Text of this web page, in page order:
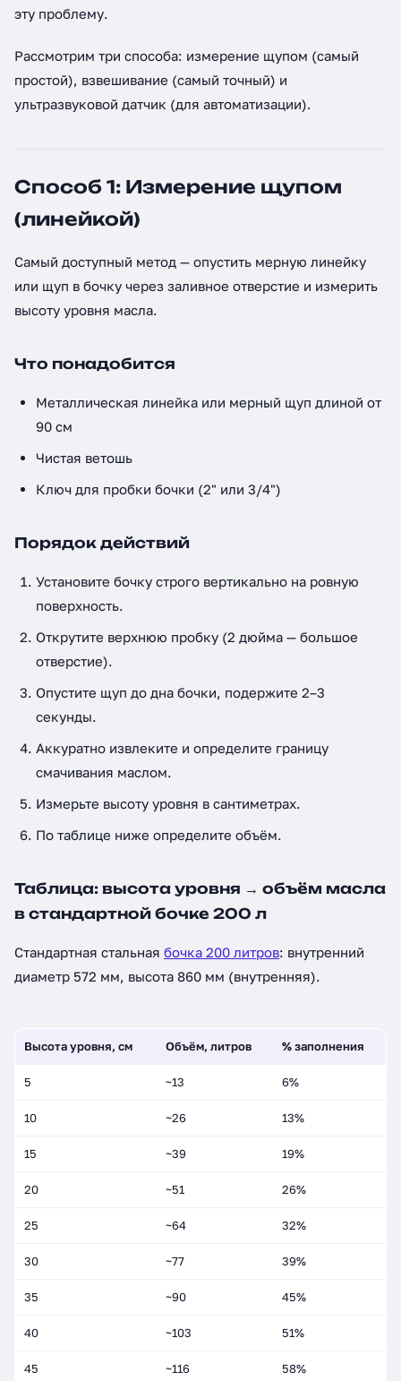
эту проблему.
Рассмотрим три способа: измерение щупом (самый
простой), взвешивание (самый точный) и
ультразвуковой датчик (для автоматизации).
Способ 1: Измерение щупом
(линейкой)
Самый доступный метод — опустить мерную линейку
или щуп в бочку через заливное отверстие и измерить
высоту уровня масла.
Что понадобится
Металлическая линейка или мерный щуп длиной от
90 см
Чистая ветошь
Ключ для пробки бочки (2" или 3/4")
Порядок действий
Установите бочку строго вертикально на ровную
поверхность.
Открутите верхнюю пробку (2 дюйма — большое
отверстие).
Опустите щуп до дна бочки, подержите 2–3
секунды.
Аккуратно извлеките и определите границу
смачивания маслом.
Измерьте высоту уровня в сантиметрах.
По таблице ниже определите объём.
Таблица: высота уровня → объём масла
в стандартной бочке 200 л
Стандартная стальная бочка 200 литров: внутренний
диаметр 572 мм, высота 860 мм (внутренняя).
Высота уровня, см Объём, литров % заполнения
5 ~13 6%
10 ~26 13%
15 ~39 19%
20 ~51 26%
25 ~64 32%
30 ~77 39%
35 ~90 45%
40 ~103 51%
45 ~116 58%